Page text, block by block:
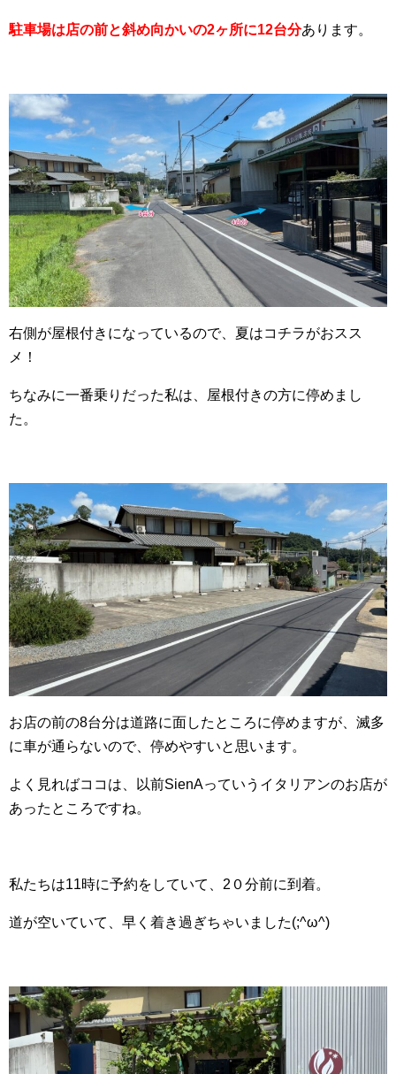
駐車場は店の前と斜め向かいの2ヶ所に12台分あります。
右側が屋根付きになっているので、夏はコチラがおスス
メ！
ちなみに一番乗りだった私は、屋根付きの方に停めまし
た。
お店の前の8台分は道路に面したところに停めますが、滅多
に車が通らないので、停めやすいと思います。
よく見ればココは、以前SienAっていうイタリアンのお店が
あったところですね。
私たちは11時に予約をしていて、2０分前に到着。
道が空いていて、早く着き過ぎちゃいました(;^ω^)